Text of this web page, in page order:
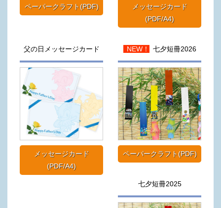
ペーパークラフト(PDF)
メッセージカード
(PDF/A4)
父の日メッセージカード
メッセージカード
(PDF/A4)
NEW！ 七夕短冊2026
ペーパークラフト(PDF)
七夕短冊2025